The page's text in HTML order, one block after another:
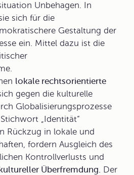
Unbehagen. In
sich für die
Gestaltung der
ein. Mittel dazu ist die
lokale rechtsorientierte
gegen die kulturelle
Globalisierungsprozesse
„Identität“
Rückzug in lokale und
fordern Ausgleich des
Kontrollverlusts und
Überfremdung. Der